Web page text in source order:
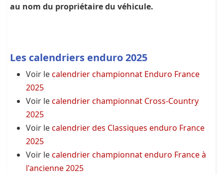
au nom du propriétaire du véhicule.
Les calendriers enduro 2025
Voir lecalendrier championnat Enduro France
2025
Voir lecalendrier championnat Cross-Country
2025
Voir lecalendrier des Classiques enduro France
2025
Voir lecalendrier championnat enduro France à
l'ancienne 2025